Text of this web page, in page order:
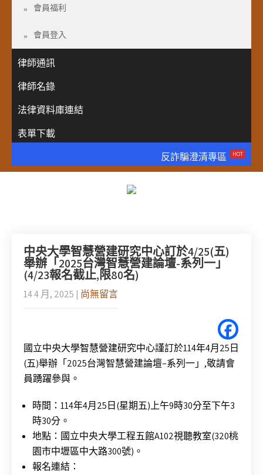
會員福利
會員登入
律師通訊
律師名錄
法律資料庫連結
表單下載
反詐騙澄清專區
HOT
中央大學智慧營建研究中心訂於4/25(五)
舉辦「2025台灣智慧營建論壇-系列一」
(4/23報名截止,限80名)
14 4 月, 2025 | 尚無留言
國立中央大學智慧營建研究中心謹訂於114年4月 25 日
(五)舉辦「2025台灣智慧營建論壇–系列一」 ,敬請會
員踴躍參與。
時間：114年4月25日(星期五)上午9時30分至下午3
時30分。
地點：國立中央大學工程五館A102視聽教室(320桃
園市中壢區中大路300號)。
報名連結：